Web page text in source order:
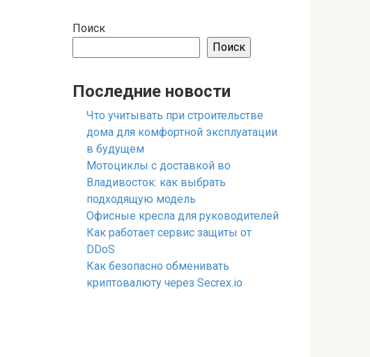
Поиск
Поиск
Последние новости
Что учитывать при строительстве
дома для комфортной эксплуатации
в будущем
Мотоциклы с доставкой во
Владивосток: как выбрать
подходящую модель
Офисные кресла для руководителей
Как работает сервис защиты от
DDoS
Как безопасно обменивать
криптовалюту через Secrex.io